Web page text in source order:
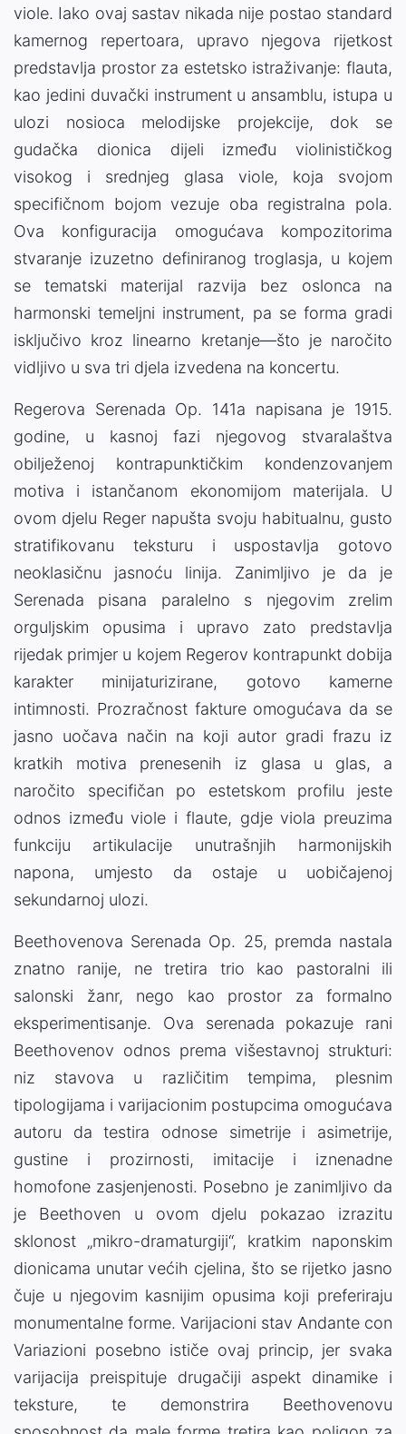
viole. Iako ovaj sastav nikada nije postao standard
kamernog repertoara, upravo njegova rijetkost
predstavlja prostor za estetsko istraživanje: flauta,
kao jedini duvački instrument u ansamblu, istupa u
ulozi nosioca melodijske projekcije, dok se
gudačka dionica dijeli između violinističkog
visokog i srednjeg glasa viole, koja svojom
specifičnom bojom vezuje oba registralna pola.
Ova konfiguracija omogućava kompozitorima
stvaranje izuzetno definiranog troglasja, u kojem
se tematski materijal razvija bez oslonca na
harmonski temeljni instrument, pa se forma gradi
isključivo kroz linearno kretanje—što je naročito
vidljivo u sva tri djela izvedena na koncertu.
Regerova Serenada Op. 141a napisana je 1915.
godine, u kasnoj fazi njegovog stvaralaštva
obilježenoj kontrapunktičkim kondenzovanjem
motiva i istančanom ekonomijom materijala. U
ovom djelu Reger napušta svoju habitualnu, gusto
stratifikovanu teksturu i uspostavlja gotovo
neoklasičnu jasnoću linija. Zanimljivo je da je
Serenada pisana paralelno s njegovim zrelim
orguljskim opusima i upravo zato predstavlja
rijedak primjer u kojem Regerov kontrapunkt dobija
karakter minijaturizirane, gotovo kamerne
intimnosti. Prozračnost fakture omogućava da se
jasno uočava način na koji autor gradi frazu iz
kratkih motiva prenesenih iz glasa u glas, a
naročito specifičan po estetskom profilu jeste
odnos između viole i flaute, gdje viola preuzima
funkciju artikulacije unutrašnjih harmonijskih
napona, umjesto da ostaje u uobičajenoj
sekundarnoj ulozi.
Beethovenova Serenada Op. 25, premda nastala
znatno ranije, ne tretira trio kao pastoralni ili
salonski žanr, nego kao prostor za formalno
eksperimentisanje. Ova serenada pokazuje rani
Beethovenov odnos prema višestavnoj strukturi:
niz stavova u različitim tempima, plesnim
tipologijama i varijacionim postupcima omogućava
autoru da testira odnose simetrije i asimetrije,
gustine i prozirnosti, imitacije i iznenadne
homofone zasjenjenosti. Posebno je zanimljivo da
je Beethoven u ovom djelu pokazao izrazitu
sklonost „mikro-dramaturgiji“, kratkim naponskim
dionicama unutar većih cjelina, što se rijetko jasno
čuje u njegovim kasnijim opusima koji preferiraju
monumentalne forme. Varijacioni stav Andante con
Variazioni posebno ističe ovaj princip, jer svaka
varijacija preispituje drugačiji aspekt dinamike i
teksture, te demonstrira Beethovenovu